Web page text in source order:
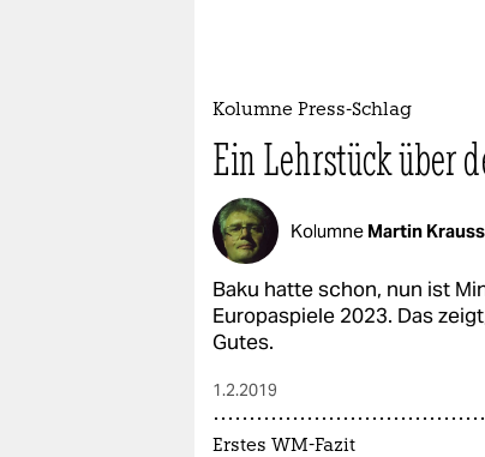
Kolumne Press-Schlag
Ein Lehrstück über
Kolumne Martin Krauss
Baku hatte schon, nun ist
Europaspiele 2023. Das
Gutes.
1.2.2019
Erstes WM-Fazit